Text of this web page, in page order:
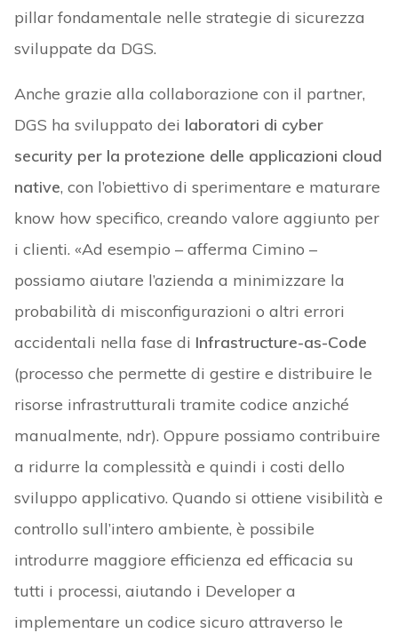
pillar fondamentale nelle strategie di sicurezza
sviluppate da DGS.
Anche grazie alla collaborazione con il partner,
DGS ha sviluppato dei laboratori di cyber
security per la protezione delle applicazioni cloud
native, con l’obiettivo di sperimentare e maturare
know how specifico, creando valore aggiunto per
i clienti. «Ad esempio – afferma Cimino –
possiamo aiutare l’azienda a minimizzare la
probabilità di misconfigurazioni o altri errori
accidentali nella fase di Infrastructure-as-Code
(processo che permette di gestire e distribuire le
risorse infrastrutturali tramite codice anziché
manualmente, ndr). Oppure possiamo contribuire
a ridurre la complessità e quindi i costi dello
sviluppo applicativo. Quando si ottiene visibilità e
controllo sull’intero ambiente, è possibile
introdurre maggiore efficienza ed efficacia su
tutti i processi, aiutando i Developer a
implementare un codice sicuro attraverso le